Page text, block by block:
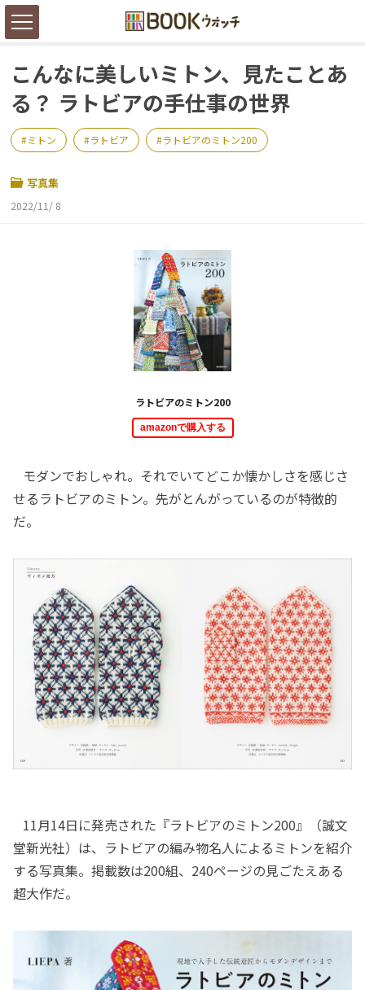
こんなに美しいミトン、見たことあ
る？ ラトビアの手仕事の世界
ミトン ラトビア ラトビアのミトン200
写真集
2022/11/ 8
ラトビアのミトン200
amazonで購入する
モダンでおしゃれ。それでいてどこか懐かしさを感じさ
せるラトビアのミトン。先がとんがっているのが特徴的
だ。
11月14日に発売された『ラトビアのミトン200』（誠文
堂新光社）は、ラトビアの編み物名人によるミトンを紹介
する写真集。掲載数は200組、240ページの見ごたえある
超大作だ。